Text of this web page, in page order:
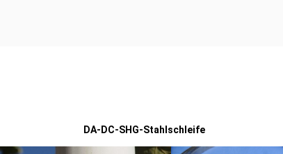
DA-DC-SHG-Stahlschleife